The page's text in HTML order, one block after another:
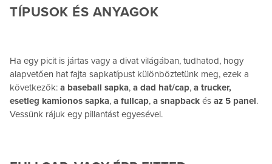
TÍPUSOK ÉS ANYAGOK
Ha egy picit is jártas vagy a divat világában, tudhatod, hogy
alapvetően hat fajta sapkatípust különböztetünk meg, ezek a
következők: a baseball sapka, a dad hat/cap, a trucker,
esetleg kamionos sapka, a fullcap, a snapback és az 5 panel.
Vessünk rájuk egy pillantást egyesével.